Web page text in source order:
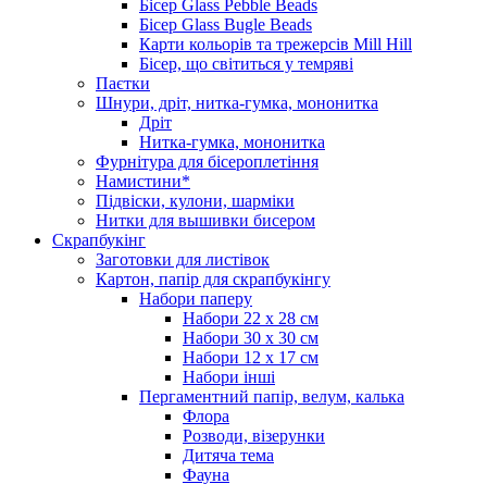
Бісер Glass Pebble Beads
Бісер Glass Bugle Beads
Карти кольорів та трежерсів Mill Hill
Бісер, що світиться у темряві
Паєтки
Шнури, дріт, нитка-гумка, мононитка
Дріт
Нитка-гумка, мононитка
Фурнітура для бісероплетіння
Намистини*
Підвіски, кулони, шарміки
Нитки для вышивки бисером
Скрапбукінг
Заготовки для листівок
Картон, папір для скрапбукінгу
Набори паперу
Набори 22 х 28 см
Набори 30 х 30 см
Набори 12 х 17 см
Набори інші
Пергаментний папір, велум, калька
Флора
Розводи, візерунки
Дитяча тема
Фауна